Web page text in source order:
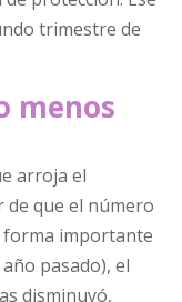
trimestre de
menos
arroja el
de que el número
forma importante
pasado), el
disminuyó,